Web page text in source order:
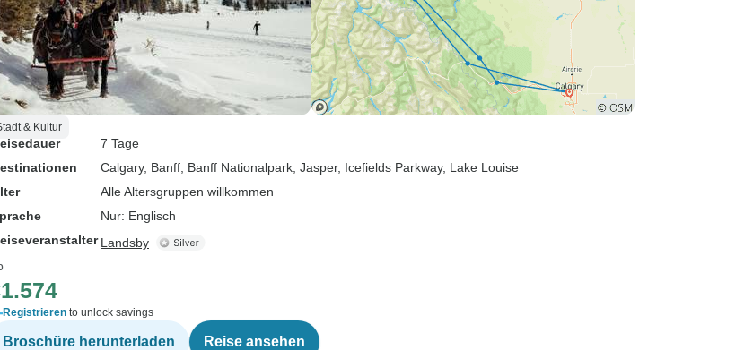
& Kultur
7 Tage
Calgary, Banff , Banff Nationalpark , Jasper, Icefields Parkway, Lake Louise
Alle Altersgruppen willkommen
Nur: Englisch
Landsby
Registrieren to unlock savings
Broschüre herunterladen Reise ansehen